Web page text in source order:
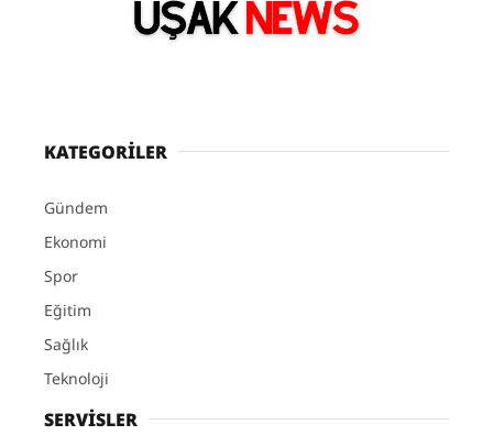
KATEGORİLER
Gündem
Ekonomi
Spor
Eğitim
Sağlık
Teknoloji
SERVİSLER